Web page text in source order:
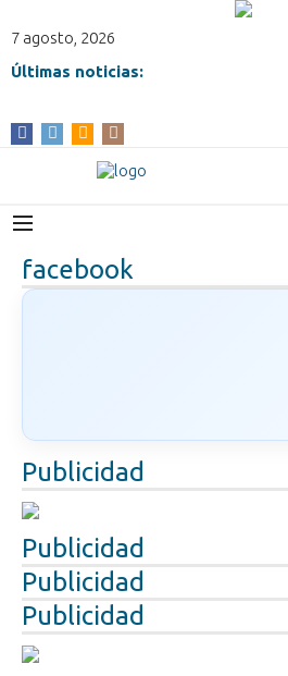
7 agosto, 2026
Últimas noticias:
facebook
Publicidad
Publicidad
Publicidad
Publicidad